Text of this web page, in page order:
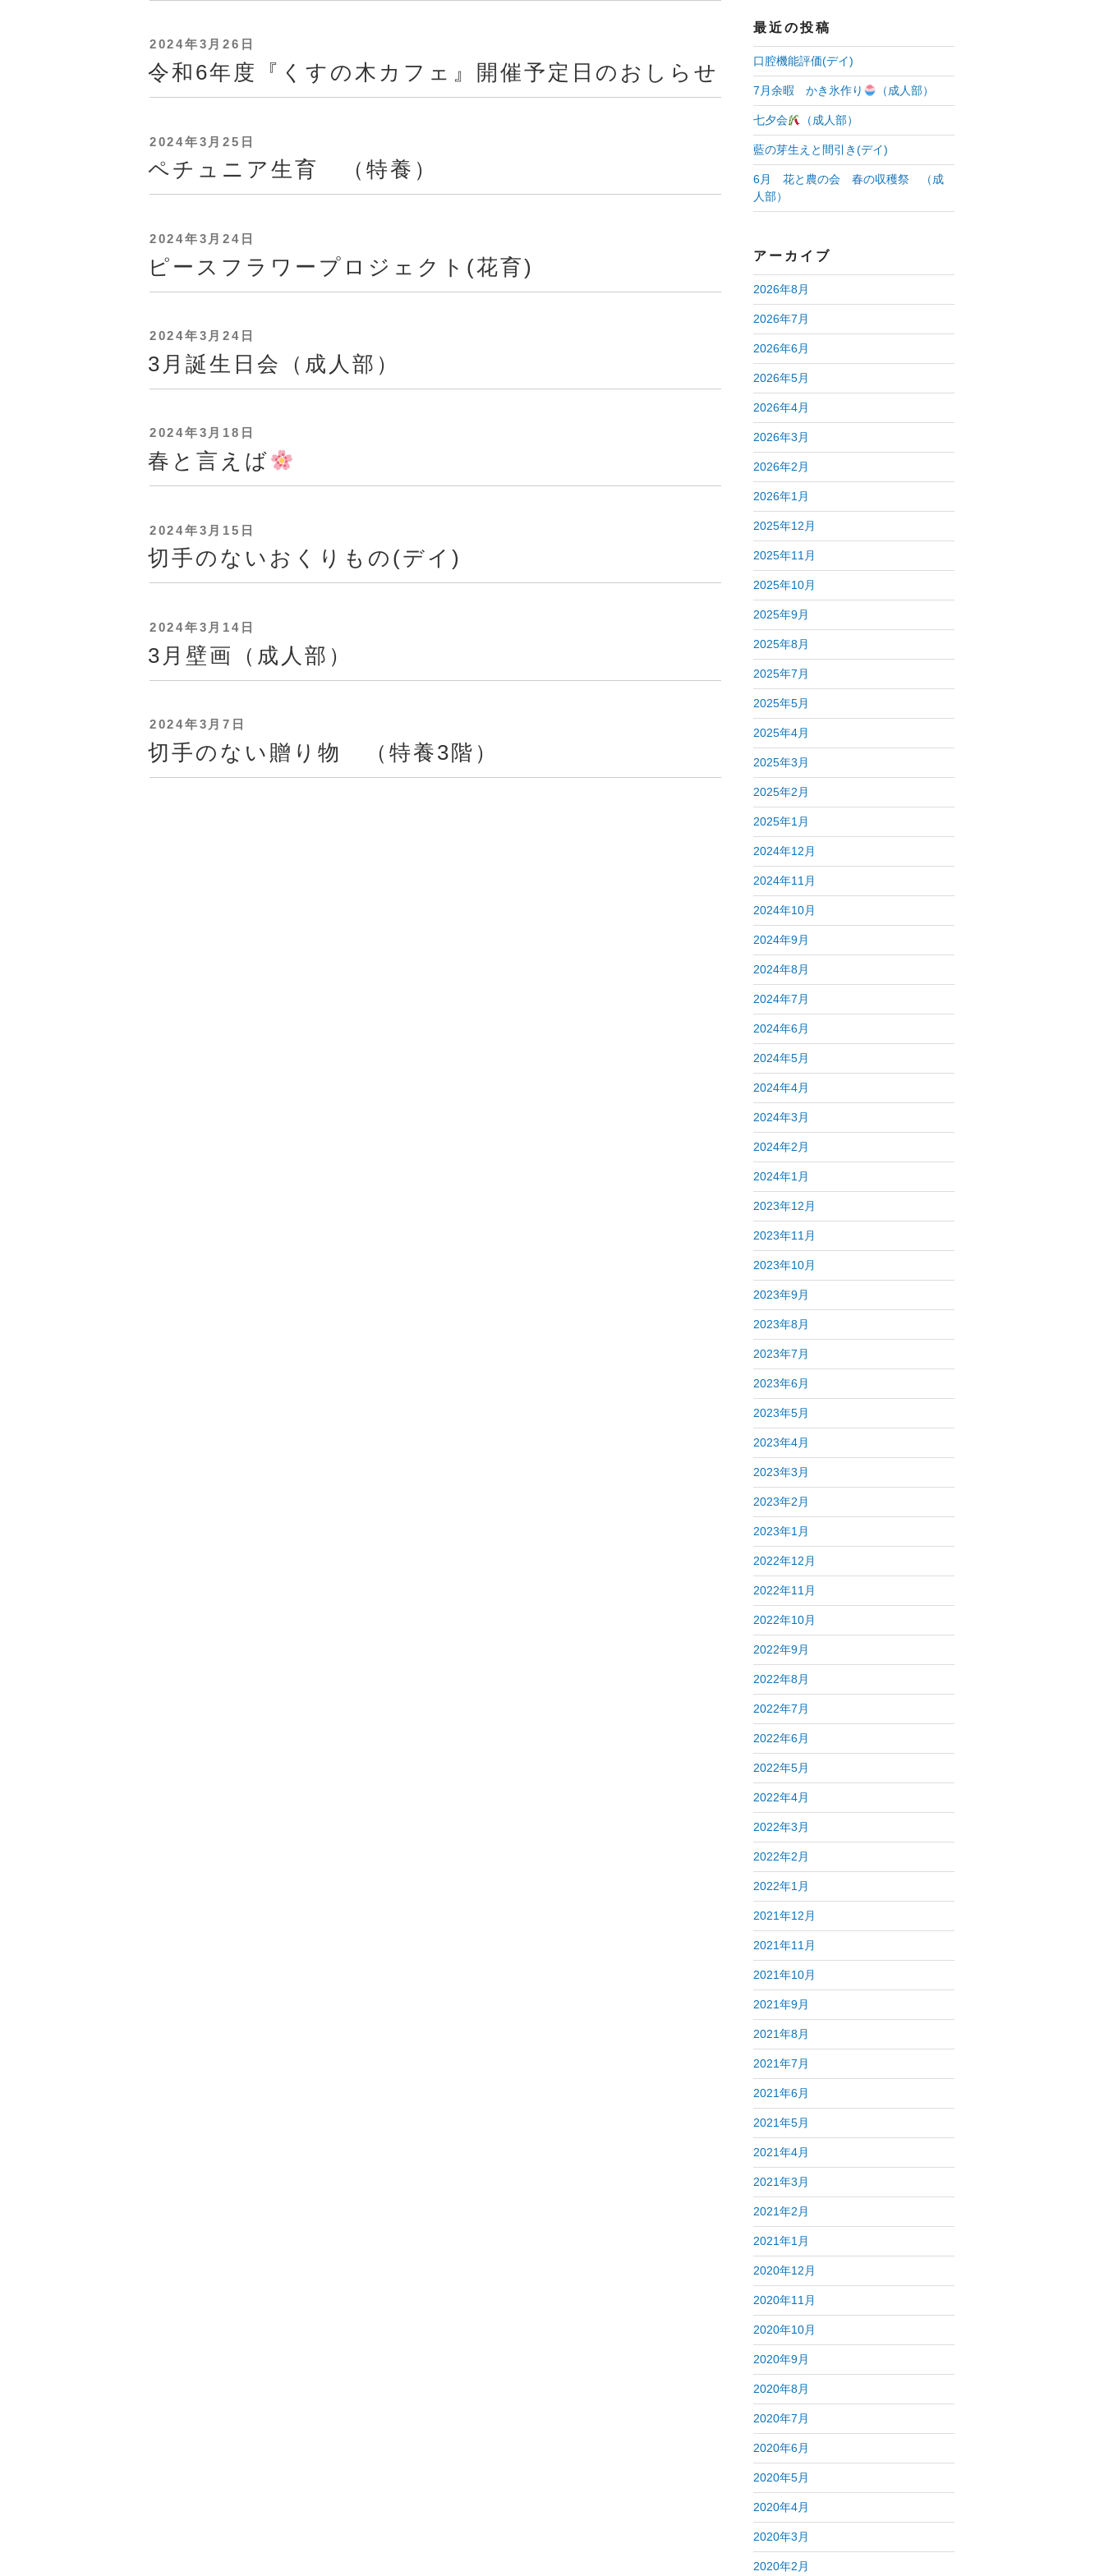
投
稿
日:
2024年3月26日
令和6年度『くすの木カフェ』開催予定日のおしらせ
投
稿
日:
2024年3月25日
ペチュニア生育 （特養）
投
日:
2024年3月24日
ピースフラワープロジェクト(花育)
投
日:
2024年3月24日
3月誕生日会（成人部）
投
稿
日:
2024年3月18日
春と言えば
投
稿
日:
2024年3月15日
切手のないおくりもの(デイ)
投
日:
2024年3月14日
3月壁画（成人部）
投
稿
日:
2024年3月7日
切手のない贈り物 （特養3階）
最近の投稿
口腔機能評価(デイ)
7月余暇 かき氷作り （成人部）
七夕会 （成人部）
藍の芽生えと間引き(デイ)
6月 花と農の会 春の収穫祭 （成
人部）
アーカイブ
2026年8月
2026年7月
2026年6月
2026年5月
2026年4月
2026年3月
2026年2月
2026年1月
2025年12月
2025年11月
2025年10月
2025年9月
2025年8月
2025年7月
2025年5月
2025年4月
2025年3月
2025年2月
2025年1月
2024年12月
2024年11月
2024年10月
2024年9月
2024年8月
2024年7月
2024年6月
2024年5月
2024年4月
2024年3月
2024年2月
2024年1月
2023年12月
2023年11月
2023年10月
2023年9月
2023年8月
2023年7月
2023年6月
2023年5月
2023年4月
2023年3月
2023年2月
2023年1月
2022年12月
2022年11月
2022年10月
2022年9月
2022年8月
2022年7月
2022年6月
2022年5月
2022年4月
2022年3月
2022年2月
2022年1月
2021年12月
2021年11月
2021年10月
2021年9月
2021年8月
2021年7月
2021年6月
2021年5月
2021年4月
2021年3月
2021年2月
2021年1月
2020年12月
2020年11月
2020年10月
2020年9月
2020年8月
2020年7月
2020年6月
2020年5月
2020年4月
2020年3月
2020年2月